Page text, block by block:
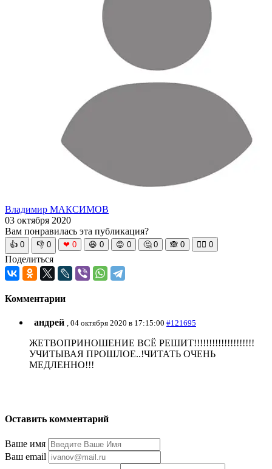
Владимир МАКСИМОВ
03 октября 2020
Вам понравилась эта публикация?
👍 0 👎 0 ❤ 0 😆 0 😡 0 🤔 0 🙈 0 🧘‍♀️ 0
Поделиться
Комментарии
андрей , 04 октября 2020 в 17:15:00 #121695
ЖЕТВОПРИНОШЕНИЕ ВСЁ РЕШИТ!!!!!!!!!!!!!!!!!!!!
УЧИТЫВАЯ ПРОШЛОЕ..!ЧИТАТЬ ОЧЕНЬ
МЕДЛЕННО!!!
Оставить комментарий
Ваше имя
Ваш email